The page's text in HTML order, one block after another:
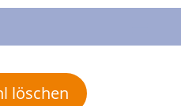
löschen